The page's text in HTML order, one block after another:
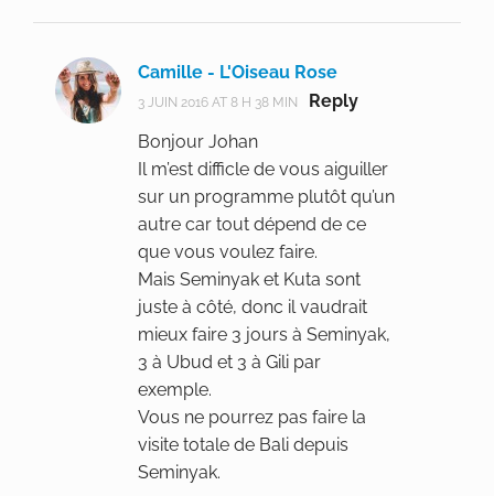
Camille - L'Oiseau Rose
3 JUIN 2016 AT 8 H 38 MIN
Reply
Bonjour Johan
Il m’est difficle de vous aiguiller
sur un programme plutôt qu’un
autre car tout dépend de ce
que vous voulez faire.
Mais Seminyak et Kuta sont
juste à côté, donc il vaudrait
mieux faire 3 jours à Seminyak,
3 à Ubud et 3 à Gili par
exemple.
Vous ne pourrez pas faire la
visite totale de Bali depuis
Seminyak.